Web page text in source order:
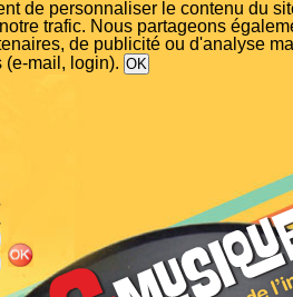
de personnaliser le contenu du
trafic. Nous partageons
de publicité ou d'analyse
mail, login).